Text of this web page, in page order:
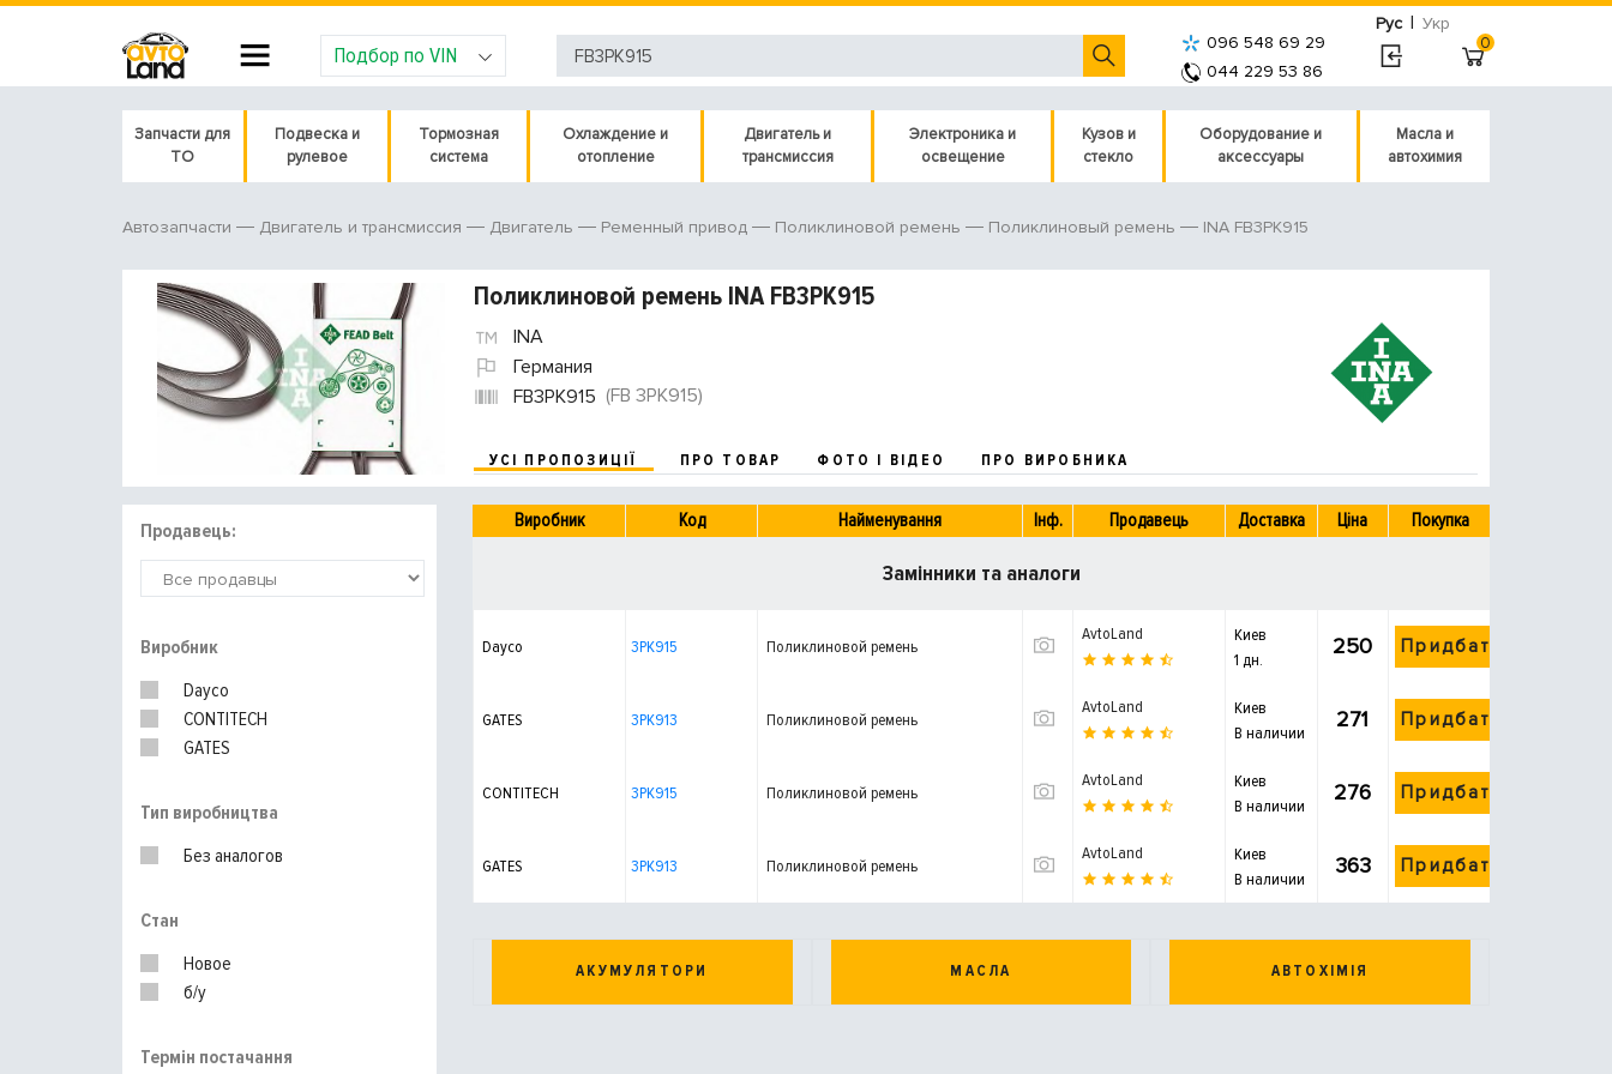
Рус | Укр
Подбор по VIN
096 548 69 29
044 229 53 86
0
Запчасти для
ТО
Подвеска и
рулевое
Тормозная
система
Охлаждение и
отопление
Двигатель и
трансмиссия
Электроника и
освещение
Кузов и
стекло
Оборудование и
аксессуары
Масла и
автохимия
Автозапчасти Двигатель и трансмиссия Двигатель Ременный привод Поликлиновой ремень Поликлиновый ремень INA FB3PK915
Поликлиновой ремень INA FB3PK915
INA
Германия
FB3PK915 (FB 3PK915)
УСІ ПРОПОЗИЦІЇ ПРО ТОВАР ФОТО І ВІДЕО ПРО ВИРОБНИКА
Продавець:
Виробник
Dayco
CONTITECH
GATES
Тип виробництва
Без аналогов
Стан
Новое
б/у
Термін постачання
Виробник Код Найменування Інф. Продавець Доставка Ціна Покупка
Замінники та аналоги
Dayco 3PK915 Поликлиновой ремень
AvtoLand
Киев
1 дн.
250 Придбати
GATES 3PK913 Поликлиновой ремень
AvtoLand
Киев
В наличии
271 Придбати
CONTITECH 3PK915 Поликлиновой ремень
AvtoLand
Киев
В наличии
276 Придбати
GATES 3PK913 Поликлиновой ремень
AvtoLand
Киев
В наличии
363 Придбати
АКУМУЛЯТОРИ МАСЛА АВТОХІМІЯ